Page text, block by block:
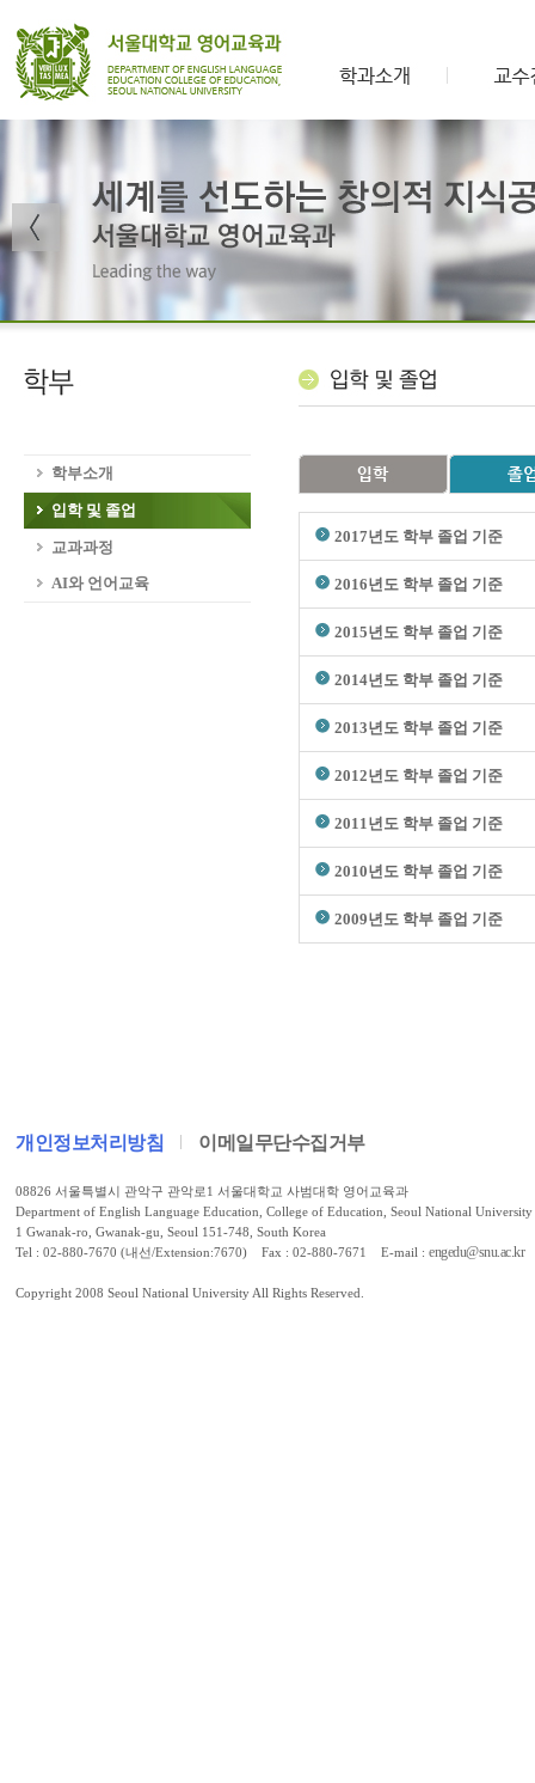
학부소개
입학 및 졸업
교과과정
AI와 언어교육
2017년도 학부 졸업 기준
2016년도 학부 졸업 기준
2015년도 학부 졸업 기준
2014년도 학부 졸업 기준
2013년도 학부 졸업 기준
2012년도 학부 졸업 기준
2011년도 학부 졸업 기준
2010년도 학부 졸업 기준
2009년도 학부 졸업 기준
개인정보처리방침 이메일무단수집거부
08826 서울특별시 관악구 관악로1 서울대학교 사범대학 영어교육과
Department of English Language Education, College of Education, Seoul National University
1 Gwanak-ro, Gwanak-gu, Seoul 151-748, South Korea
Tel : 02-880-7670 (내선/Extension:7670) Fax : 02-880-7671 E-mail : engedu@snu.ac.kr
Copyright 2008 Seoul National University All Rights Reserved.